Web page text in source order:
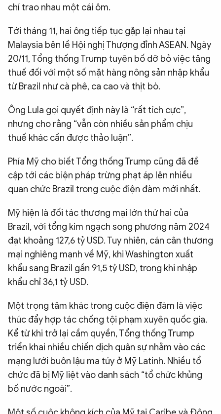
chí trao nhau một cái ôm.
Tới tháng 11, hai ông tiếp tục gặp lại nhau tại
Malaysia bên lề Hội nghị Thượng đỉnh ASEAN. Ngày
20/11, Tổng thống Trump tuyên bố dỡ bỏ việc tăng
thuế đối với một số mặt hàng nông sản nhập khẩu
từ Brazil như cà phê, ca cao và thịt bò.
Ông Lula gọi quyết định này là “rất tích cực”,
nhưng cho rằng “vẫn còn nhiều sản phẩm chịu
thuế khác cần được thảo luận”.
Phía Mỹ cho biết Tổng thống Trump cũng đã đề
cập tới các biện pháp trừng phạt áp lên nhiều
quan chức Brazil trong cuộc điện đàm mới nhất.
Mỹ hiện là đối tác thương mại lớn thứ hai của
Brazil, với tổng kim ngạch song phương năm 2024
đạt khoảng 127,6 tỷ USD. Tuy nhiên, cán cân thương
mại nghiêng mạnh về Mỹ, khi Washington xuất
khẩu sang Brazil gần 91,5 tỷ USD, trong khi nhập
khẩu chỉ 36,1 tỷ USD.
Một trọng tâm khác trong cuộc điện đàm là việc
thúc đẩy hợp tác chống tội phạm xuyên quốc gia.
Kể từ khi trở lại cầm quyền, Tổng thống Trump
triển khai nhiều chiến dịch quân sự nhằm vào các
mạng lưới buôn lậu ma túy ở Mỹ Latinh. Nhiều tổ
chức đã bị Mỹ liệt vào danh sách “tổ chức khủng
bố nước ngoài”.